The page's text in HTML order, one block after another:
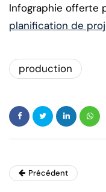
Infographie offerte
planification de
production
Précédent